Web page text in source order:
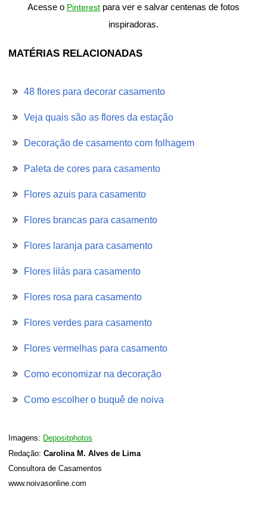
Acesse o Pinterest para ver e salvar centenas de fotos
inspiradoras.
MATÉRIAS RELACIONADAS
48 flores para decorar casamento
Veja quais são as flores da estação
Decoração de casamento com folhagem
Paleta de cores para casamento
Flores azuis para casamento
Flores brancas para casamento
Flores laranja para casamento
Flores lilás para casamento
Flores rosa para casamento
Flores verdes para casamento
Flores vermelhas para casamento
Como economizar na decoração
Como escolher o buquê de noiva
Imagens: Depositphotos
Redação:Carolina M. Alves de Lima
Consultora de Casamentos
www.noivasonline.com